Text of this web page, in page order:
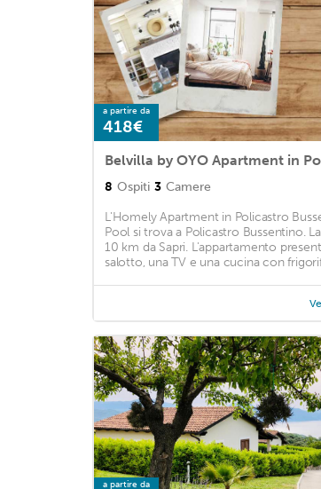
a partire da
418€
8 Ospiti 3 Camere
L'Homely Apartment in Policastro
Pool si trova a Policastro Bussentino.
10 km da Sapri. L'appartamento
salotto, una TV e una cucina con
a partire da